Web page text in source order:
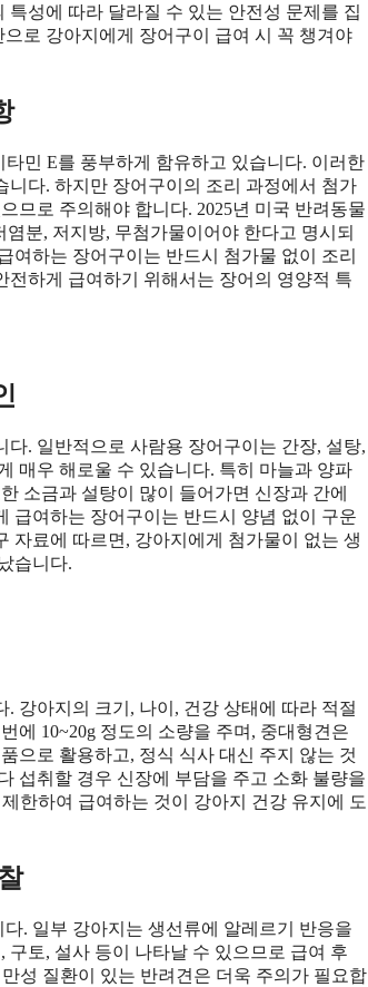
성에 따라 달라질 수 있는 안전성 문제를 집
로 강아지에게 장어구이 급여 시 꼭 챙겨야
민 E를 풍부하게 함유하고 있습니다. 이러한
다. 하지만 장어구이의 조리 과정에서 첨가
므로 주의해야 합니다. 2025년 미국 반려동물
분, 저지방, 무첨가물이어야 한다고 명시되
여하는 장어구이는 반드시 첨가물 없이 조리
하게 급여하기 위해서는 장어의 영양적 특
. 일반적으로 사람용 장어구이는 간장, 설탕,
매우 해로울 수 있습니다. 특히 마늘과 양파
소금과 설탕이 많이 들어가면 신장과 간에
급여하는 장어구이는 반드시 양념 없이 구운
자료에 따르면, 강아지에게 첨가물이 없는 생
습니다.
강아지의 크기, 나이, 건강 상태에 따라 적절
에 10~20g 정도의 소량을 주며, 중대형견은
으로 활용하고, 정식 식사 대신 주지 않는 것
섭취할 경우 신장에 부담을 주고 소화 불량을
한하여 급여하는 것이 강아지 건강 유지에 도
. 일부 강아지는 생선류에 알레르기 반응을
토, 설사 등이 나타날 수 있으므로 급여 후
성 질환이 있는 반려견은 더욱 주의가 필요합